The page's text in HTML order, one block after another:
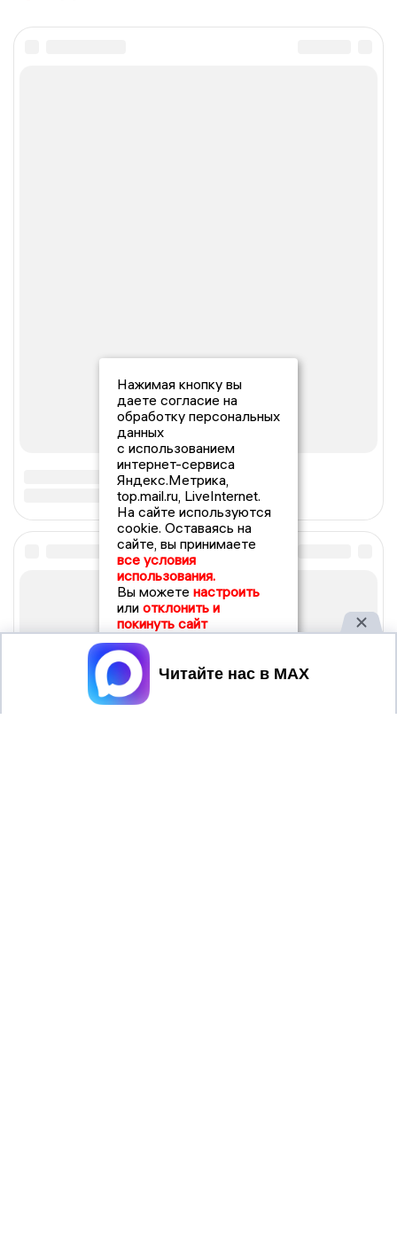
Нажимая кнопку вы
даете согласие на
обработку персональных
данных
с использованием
интернет-сервиса
Яндекс.Метрика,
top.mail.ru, LiveInternet.
На сайте используются
cookie. Оставаясь на
сайте, вы принимаете
все условия
использования.
Вы можете настроить
или отклонить и
покинуть сайт
Принять